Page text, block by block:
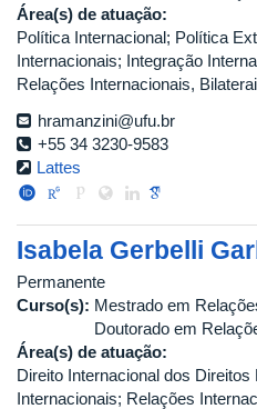
Área(s) de atuação:
Política Internacional; Política
Internacionais; Integração
Relações Internacionais,
hramanzini@ufu.br
+55 34 3230-9583
Lattes
Isabela Gerbelli
Permanente
Curso(s): Mestrado em
Doutorado em
Área(s) de atuação:
Direito Internacional dos
Internacionais; Relações